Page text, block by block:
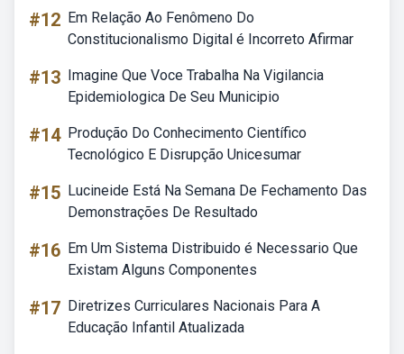
#12 Em Relação Ao Fenômeno Do
Constitucionalismo Digital é Incorreto Afirmar
#13 Imagine Que Voce Trabalha Na Vigilancia
Epidemiologica De Seu Municipio
#14 Produção Do Conhecimento Científico
Tecnológico E Disrupção Unicesumar
#15 Lucineide Está Na Semana De Fechamento Das
Demonstrações De Resultado
#16 Em Um Sistema Distribuido é Necessario Que
Existam Alguns Componentes
#17 Diretrizes Curriculares Nacionais Para A
Educação Infantil Atualizada